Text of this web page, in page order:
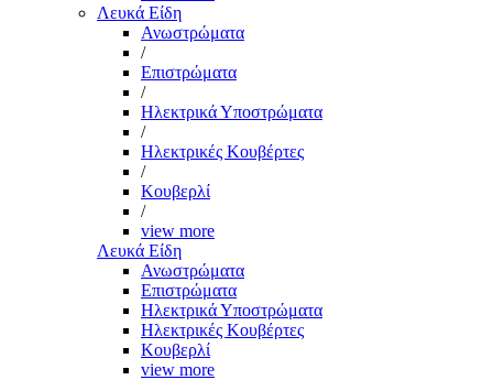
Λευκά Είδη
Ανωστρώματα
/
Επιστρώματα
/
Ηλεκτρικά Υποστρώματα
/
Ηλεκτρικές Κουβέρτες
/
Κουβερλί
/
view more
Λευκά Είδη
Ανωστρώματα
Επιστρώματα
Ηλεκτρικά Υποστρώματα
Ηλεκτρικές Κουβέρτες
Κουβερλί
view more